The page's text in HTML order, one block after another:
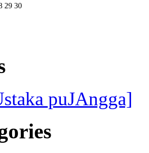
29 30
puJAngga]